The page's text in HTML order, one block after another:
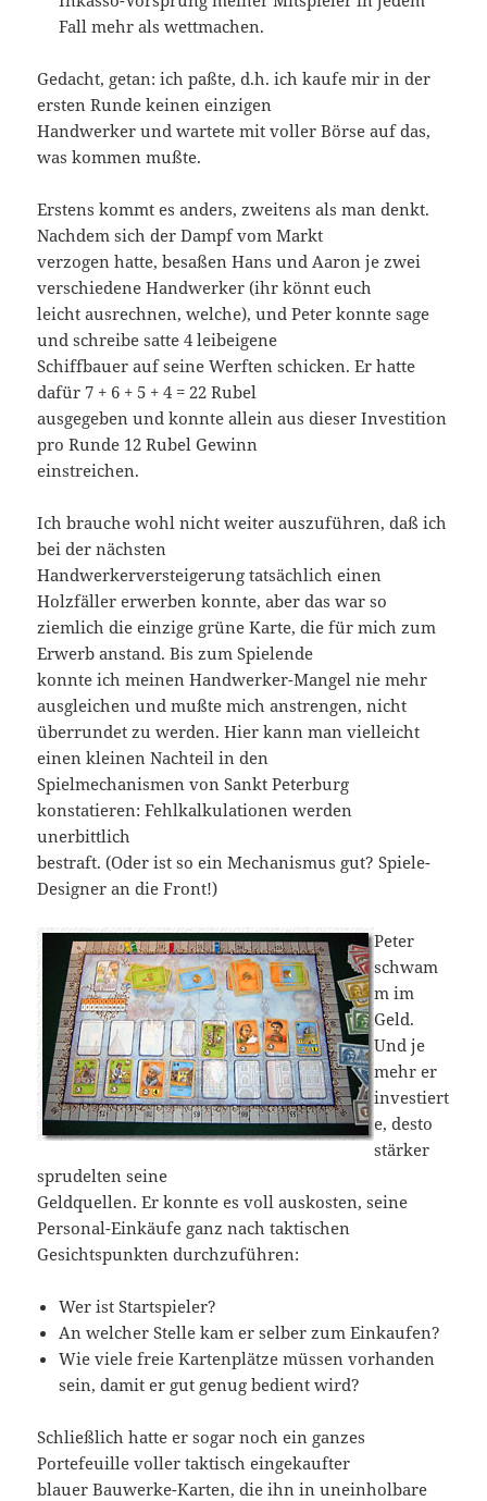
Fall mehr als wettmachen.
Gedacht, getan: ich paßte, d.h. ich kaufe mir in der
ersten Runde keinen einzigen
Handwerker und wartete mit voller Börse auf das,
was kommen mußte.
Erstens kommt es anders, zweitens als man denkt.
Nachdem sich der Dampf vom Markt
verzogen hatte, besaßen Hans und Aaron je zwei
verschiedene Handwerker (ihr könnt euch
leicht ausrechnen, welche), und Peter konnte sage
und schreibe satte 4 leibeigene
Schiffbauer auf seine Werften schicken. Er hatte
dafür 7 + 6 + 5 + 4 = 22 Rubel
ausgegeben und konnte allein aus dieser Investition
pro Runde 12 Rubel Gewinn
einstreichen.
Ich brauche wohl nicht weiter auszuführen, daß ich
bei der nächsten
Handwerkerversteigerung tatsächlich einen
Holzfäller erwerben konnte, aber das war so
ziemlich die einzige grüne Karte, die für mich zum
Erwerb anstand. Bis zum Spielende
konnte ich meinen Handwerker-Mangel nie mehr
ausgleichen und mußte mich anstrengen, nicht
überrundet zu werden. Hier kann man vielleicht
einen kleinen Nachteil in den
Spielmechanismen von Sankt Peterburg
konstatieren: Fehlkalkulationen werden
unerbittlich
bestraft. (Oder ist so ein Mechanismus gut? Spiele-
Designer an die Front!)
Peter
schwam
m im
Geld.
Und je
mehr er
investiert
e, desto
stärker
sprudelten seine
Geldquellen. Er konnte es voll auskosten, seine
Personal-Einkäufe ganz nach taktischen
Gesichtspunkten durchzuführen:
Wer ist Startspieler?
An welcher Stelle kam er selber zum Einkaufen?
Wie viele freie Kartenplätze müssen vorhanden
sein, damit er gut genug bedient wird?
Schließlich hatte er sogar noch ein ganzes
Portefeuille voller taktisch eingekaufter
blauer Bauwerke-Karten, die ihn in uneinholbare